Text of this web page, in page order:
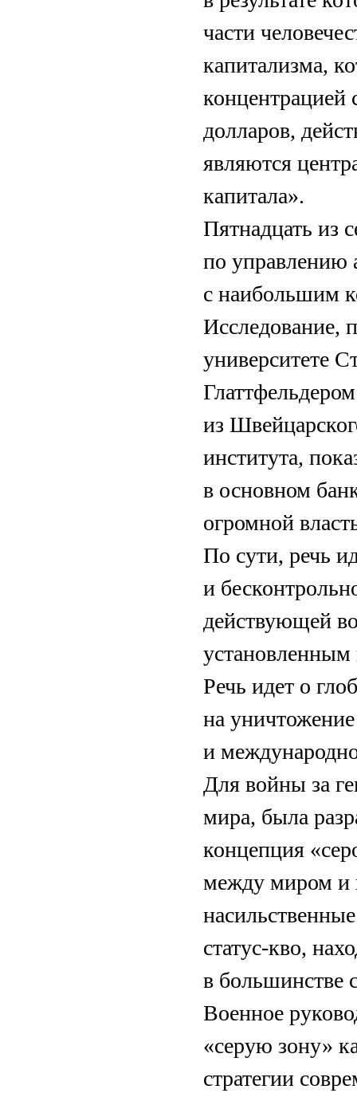
части
капитализма,
концентрацией
долларов,
являются
капитала».
Пятнадцать из
по управлению
с наибольшим
Исследование,
университете
из
института,
в основном
огромной
По сути, речь
и
действующей
установленным
Речь идет о
на
и
Для вой­ны за
мира, была
концепция
между миром и
статус-кво,
в большинстве
Военное
«серую зону»
стратегии